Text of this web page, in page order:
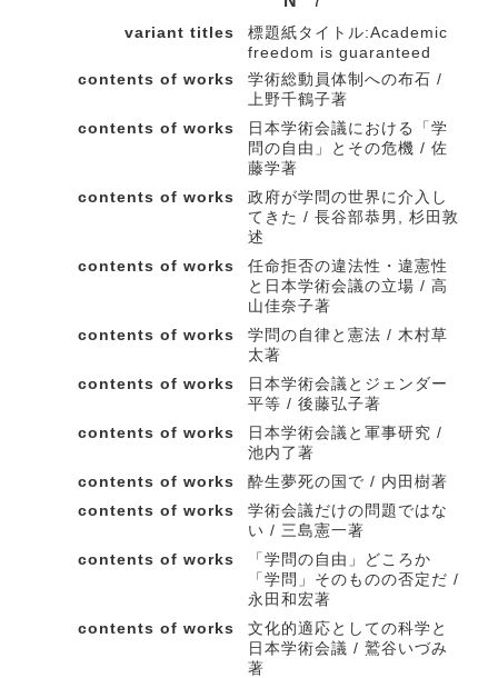
variant titles
標題紙タイトル:Academic
freedom is guaranteed
contents of works
学術総動員体制への布石 /
上野千鶴子著
contents of works
日本学術会議における「学
問の自由」とその危機 / 佐
藤学著
contents of works
政府が学問の世界に介入し
てきた / 長谷部恭男, 杉田敦
述
contents of works
任命拒否の違法性・違憲性
と日本学術会議の立場 / 高
山佳奈子著
contents of works
学問の自律と憲法 / 木村草
太著
contents of works
日本学術会議とジェンダー
平等 / 後藤弘子著
contents of works
日本学術会議と軍事研究 /
池内了著
contents of works
酔生夢死の国で / 内田樹著
contents of works
学術会議だけの問題ではな
い / 三島憲一著
contents of works
「学問の自由」どころか
「学問」そのものの否定だ /
永田和宏著
contents of works
文化的適応としての科学と
日本学術会議 / 鷲谷いづみ
著